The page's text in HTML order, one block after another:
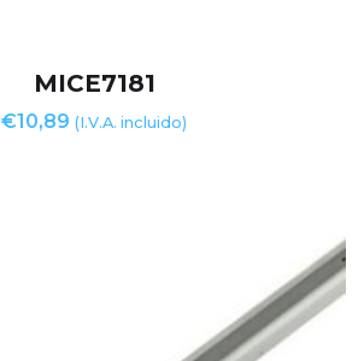
MICE7181
€10,89 (I.V.A. incluido)